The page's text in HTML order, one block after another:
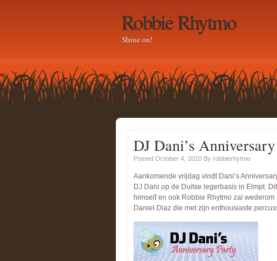
Robbie Rhytmo
Shine on!
DJ Dani’s
Posted October 4, 2010 By robbierhytmo
Aankomende vrijdag vindt Dani’s
DJ Dani op de Duitse legerbasis in Elmpt.
himself en ook Robbie Rhytmo zal
Daniel Diaz die met zijn enthousiaste